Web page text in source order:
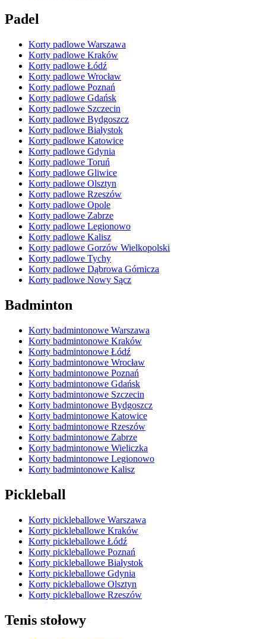
Padel
Korty padlowe Warszawa
Korty padlowe Kraków
Korty padlowe Łódź
Korty padlowe Wrocław
Korty padlowe Poznań
Korty padlowe Gdańsk
Korty padlowe Szczecin
Korty padlowe Bydgoszcz
Korty padlowe Białystok
Korty padlowe Katowice
Korty padlowe Gdynia
Korty padlowe Toruń
Korty padlowe Gliwice
Korty padlowe Olsztyn
Korty padlowe Rzeszów
Korty padlowe Opole
Korty padlowe Zabrze
Korty padlowe Legionowo
Korty padlowe Kalisz
Korty padlowe Gorzów Wielkopolski
Korty padlowe Tychy
Korty padlowe Dąbrowa Górnicza
Korty padlowe Nowy Sącz
Badminton
Korty badmintonowe Warszawa
Korty badmintonowe Kraków
Korty badmintonowe Łódź
Korty badmintonowe Wrocław
Korty badmintonowe Poznań
Korty badmintonowe Gdańsk
Korty badmintonowe Szczecin
Korty badmintonowe Bydgoszcz
Korty badmintonowe Katowice
Korty badmintonowe Rzeszów
Korty badmintonowe Zabrze
Korty badmintonowe Wieliczka
Korty badmintonowe Legionowo
Korty badmintonowe Kalisz
Pickleball
Korty pickleballowe Warszawa
Korty pickleballowe Kraków
Korty pickleballowe Łódź
Korty pickleballowe Poznań
Korty pickleballowe Białystok
Korty pickleballowe Gdynia
Korty pickleballowe Olsztyn
Korty pickleballowe Rzeszów
Tenis stołowy